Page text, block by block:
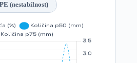
(nestabilnost)